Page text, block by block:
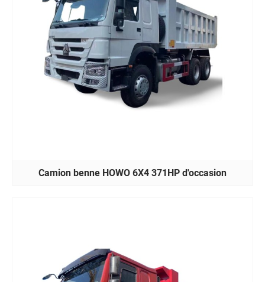
Camion benne HOWO 6X4 371HP d'occasion